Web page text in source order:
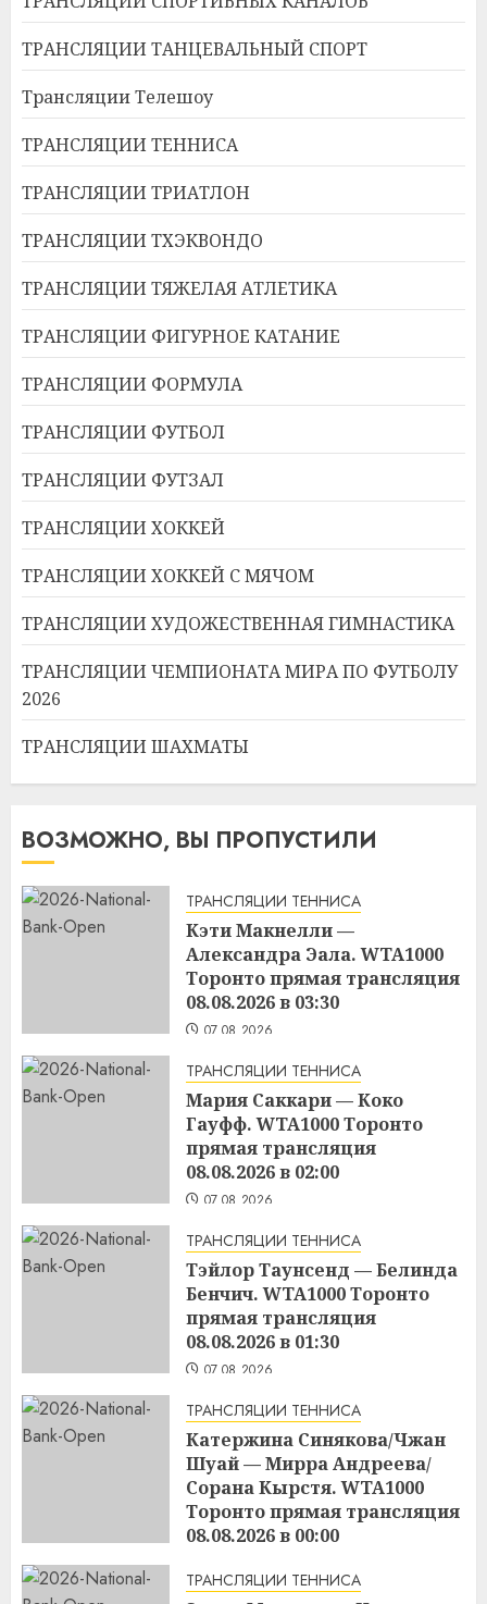
ТРАНСЛЯЦИИ ТАНЦЕВАЛЬНЫЙ СПОРТ
Трансляции Телешоу
ТРАНСЛЯЦИИ ТЕННИСА
ТРАНСЛЯЦИИ ТРИАТЛОН
ТРАНСЛЯЦИИ ТХЭКВОНДО
ТРАНСЛЯЦИИ ТЯЖЕЛАЯ АТЛЕТИКА
ТРАНСЛЯЦИИ ФИГУРНОЕ КАТАНИЕ
ТРАНСЛЯЦИИ ФОРМУЛА
ТРАНСЛЯЦИИ ФУТБОЛ
ТРАНСЛЯЦИИ ФУТЗАЛ
ТРАНСЛЯЦИИ ХОККЕЙ
ТРАНСЛЯЦИИ ХОККЕЙ С МЯЧОМ
ТРАНСЛЯЦИИ ХУДОЖЕСТВЕННАЯ ГИМНАСТИКА
ТРАНСЛЯЦИИ ЧЕМПИОНАТА МИРА ПО ФУТБОЛУ
2026
ТРАНСЛЯЦИИ ШАХМАТЫ
ВОЗМОЖНО, ВЫ ПРОПУСТИЛИ
ТРАНСЛЯЦИИ ТЕННИСА
Кэти Макнелли —
Александра Эала. WTA1000
Торонто прямая трансляция
08.08.2026 в 03:30
07.08.2026
ТРАНСЛЯЦИИ ТЕННИСА
Мария Саккари — Коко
Гауфф. WTA1000 Торонто
прямая трансляция
08.08.2026 в 02:00
07.08.2026
ТРАНСЛЯЦИИ ТЕННИСА
Тэйлор Таунсенд — Белинда
Бенчич. WTA1000 Торонто
прямая трансляция
08.08.2026 в 01:30
07.08.2026
ТРАНСЛЯЦИИ ТЕННИСА
Катержина Синякова/Чжан
Шуай — Мирра Андреева/
Сорана Кырстя. WTA1000
Торонто прямая трансляция
08.08.2026 в 00:00
ТРАНСЛЯЦИИ ТЕННИСА